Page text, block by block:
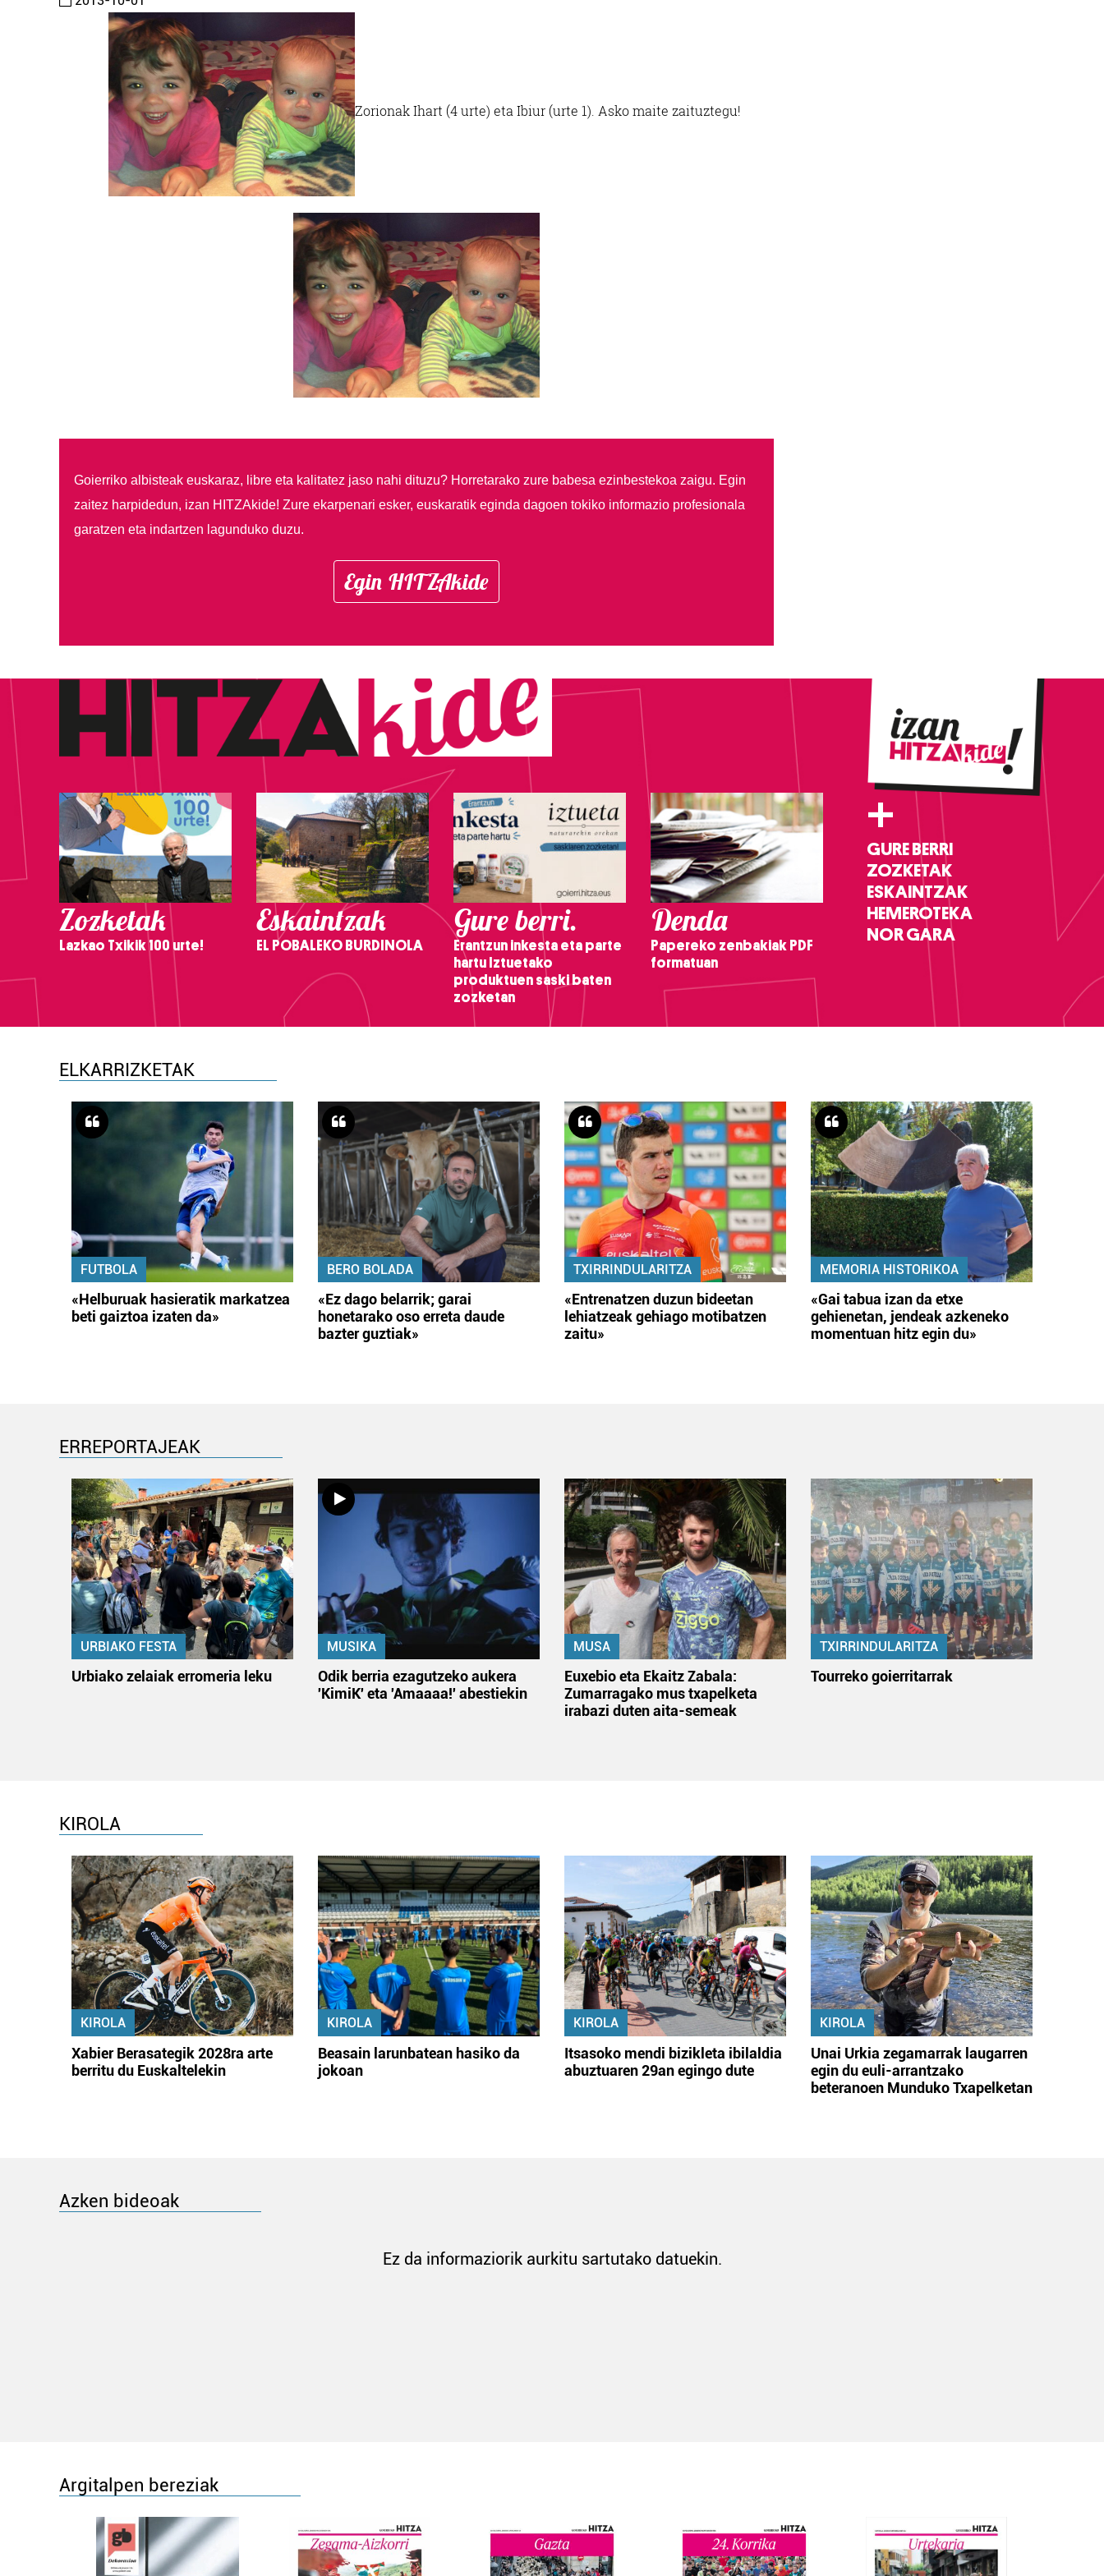
Zorionak Ihart (4 urte) eta Ibiur (urte 1). Asko maite zaituztegu!
Goierriko albisteak euskaraz, libre eta kalitatez jaso nahi dituzu? Horretarako zure babesa ezinbestekoa zaigu. Egin
zaitez harpidedun, izan HITZAkide! Zure ekarpenari esker, euskaratik eginda dagoen tokiko informazio profesionala
garatzen eta indartzen lagunduko duzu.
Egin HITZAkide
Zozketak
Lazkao Txikik 100 urte!
Eskaintzak
EL POBALEKO BURDINOLA
Gure berri.
Erantzun inkesta eta parte
hartu Iztuetako
produktuen saski baten
zozketan
Denda
Papereko zenbakiak PDF
formatuan
+
GURE BERRI
ZOZKETAK
ESKAINTZAK
HEMEROTEKA
NOR GARA
ELKARRIZKETAK
FUTBOLA
«Helburuak hasieratik markatzea
beti gaiztoa izaten da»
BERO BOLADA
«Ez dago belarrik; garai
honetarako oso erreta daude
bazter guztiak»
TXIRRINDULARITZA
«Entrenatzen duzun bideetan
lehiatzeak gehiago motibatzen
zaitu»
MEMORIA HISTORIKOA
«Gai tabua izan da etxe
gehienetan, jendeak azkeneko
momentuan hitz egin du»
ERREPORTAJEAK
URBIAKO FESTA
Urbiako zelaiak erromeria leku
MUSIKA
Odik berria ezagutzeko aukera
'KimiK' eta 'Amaaaa!' abestiekin
MUSA
Euxebio eta Ekaitz Zabala:
Zumarragako mus txapelketa
irabazi duten aita-semeak
TXIRRINDULARITZA
Tourreko goierritarrak
KIROLA
KIROLA
Xabier Berasategik 2028ra arte
berritu du Euskaltelekin
KIROLA
Beasain larunbatean hasiko da
jokoan
KIROLA
Itsasoko mendi bizikleta ibilaldia
abuztuaren 29an egingo dute
KIROLA
Unai Urkia zegamarrak laugarren
egin du euli-arrantzako
beteranoen Munduko Txapelketan
Azken bideoak
Ez da informaziorik aurkitu sartutako datuekin.
Argitalpen bereziak